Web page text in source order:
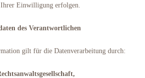
Einwilligung erfolgen.
des Verantwortlichen
gilt für die Datenverarbeitung durch: